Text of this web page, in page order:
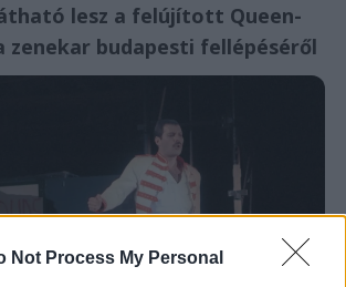
Not Process My Personal
lesz a felújított Queen-
zenekar budapesti fellépéséről